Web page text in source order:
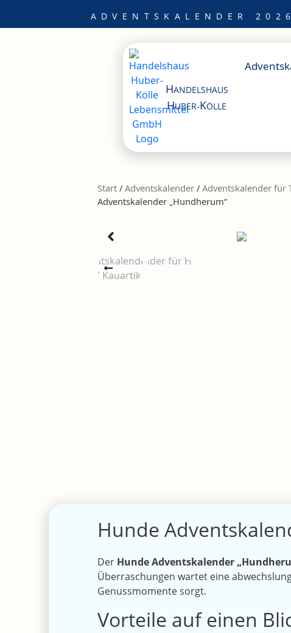
ADVENTSKALENDER
HANDELSHAUS
HUBER-KÖLLE
Start /Adventskalender /Advents­kalender für
Adventskalender „Hundherum“
Hunde
Der Hunde Adventskalender
Überraschungen wartet eine
Genussmomente sorgt.
Vorteile auf einen